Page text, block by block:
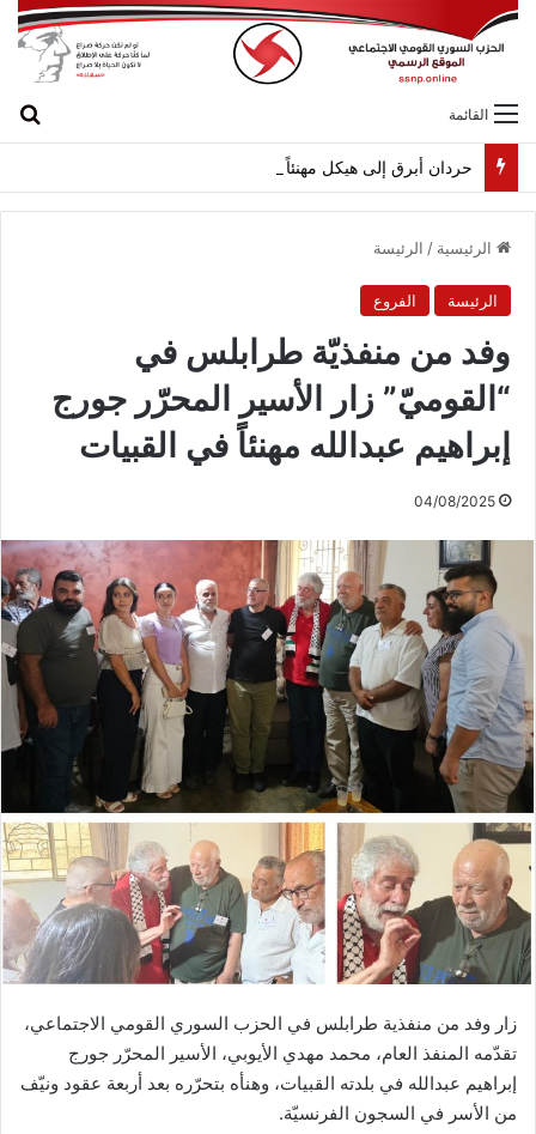
القائمة
حردان أبرق إلى هيكل مهنئاً بمناسبة عيد الجيش
الرئيسية / الرئيسة
الرئيسة الفروع
وفد من منفذيّة طرابلس في
“القوميّ” زار الأسير المحرّر جورج
إبراهيم عبدالله مهنئاً في القبيات
04/08/2025
زار وفد من منفذية طرابلس في الحزب السوري القومي الاجتماعي،
تقدّمه المنفذ العام، محمد مهدي الأيوبي، الأسير المحرّر جورج
إبراهيم عبدالله في بلدته القبيات، وهنأه بتحرّره بعد أربعة عقود ونيّف
من الأسر في السجون الفرنسيّة.